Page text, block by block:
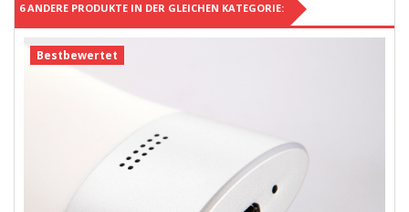
6 ANDERE PRODUKTE IN DER GLEICHEN KATEGORIE:
Bestbewertet